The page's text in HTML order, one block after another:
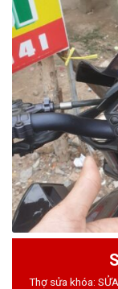
Thợ sửa khóa: